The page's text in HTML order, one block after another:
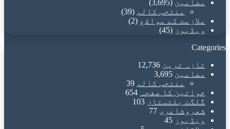
مضامین (3,695)
منتخب کالم (39)
ملازمت کے مواقع (2)
ویڈیوز (45)
Categories
تازہ ترین 12,736
مضامین 3,695
منتخب کالم 39
خواتین کا صفحہ 654
گلگت بلتستان 103
شعروشاعری 77
ویڈیوز 45